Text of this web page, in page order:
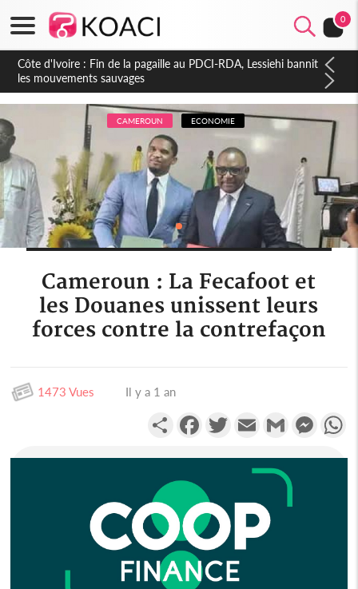
0
Côte d'Ivoire : Ouattara promet des sanctions contre les
déguerpissements illégaux
CAMEROUN ECONOMIE
Cameroun : La Fecafoot et
les Douanes unissent leurs
forces contre la contrefaçon
1473 Vues Il y a 1 an
PartagerFacebookTwitterEmail Gmail